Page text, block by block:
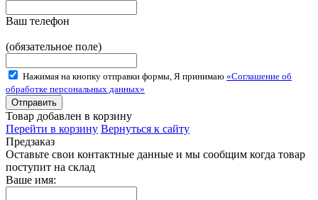
Ваш телефон
(обязательное поле)
Нажимая на кнопку отправки формы, Я принимаю «Соглашение об
обработке персональных данных»
Товар добавлен в корзину
Перейти в корзину Вернуться к сайту
Предзаказ
Оставьте свои контактные данные и мы сообщим когда товар
поступит на склад
Ваше имя: